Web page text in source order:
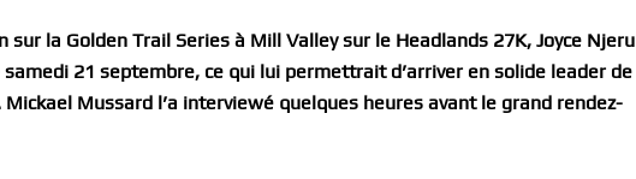
la Golden Trail Series à Mill Valley sur le Headlands 27K, Joyce Njeru
21 septembre, ce qui lui permettrait d’arriver en solide leader de
Mussard l’a interviewé quelques heures avant le grand rendez-